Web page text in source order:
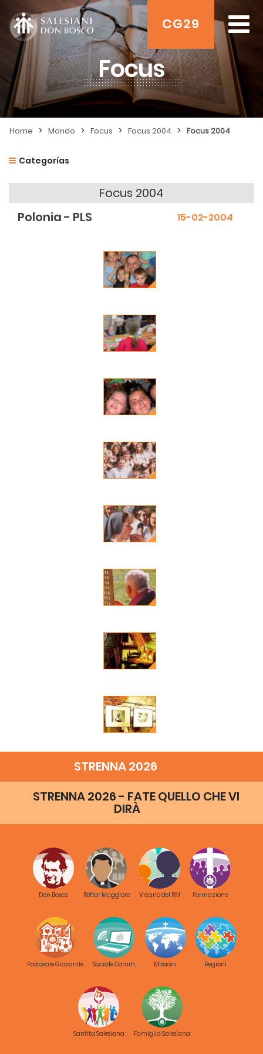
CG29
Focus
Home > Mondo > Focus > Focus 2004 > Focus 2004
Categorías
Focus 2004
Polonia - PLS
15-02-2004
Progetto:
Movimento
STRENNA 2026
STRENNA 2026 - FATE QUELLO CHE VI
DIRÀ
Don Bosco Rettor Maggiore Vicario del RM Formazione
Pastorale Giovanile Sociale Comm. Missioni Regioni
Santita Salesiana Famiglia Salesiana